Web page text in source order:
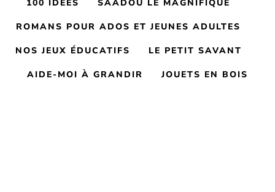
100 IDÉES SAÂDOU LE MAGNIFIQUE
ROMANS POUR ADOS ET JEUNES ADULTES
NOS JEUX ÉDUCATIFS LE PETIT SAVANT
AIDE-MOI À GRANDIR JOUETS EN BOIS